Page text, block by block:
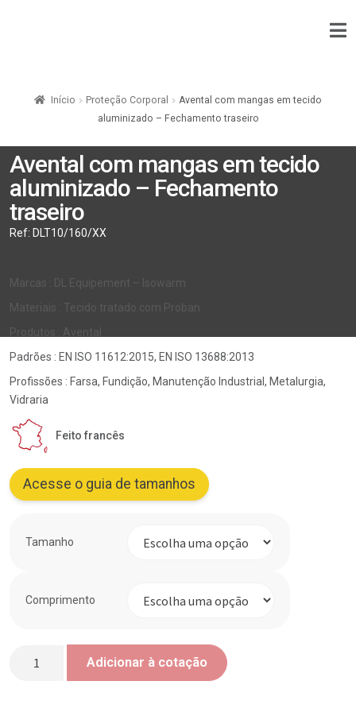
Início Proteção Corporal
Avental com mangas em tecido
aluminizado – Fechamento traseiro
Avental com mangas em tecido
aluminizado – Fechamento
traseiro
Ref: DLT10/160/XX
Marcas : DL Equipement – Isowarm
Materiais : Tecido tratado com Proban
Produtos : Avental
Padrões : EN ISO 11612:2015, EN ISO 13688:2013
Profissões : Farsa, Fundição, Manutenção Industrial, Metalurgia,
Vidraria
Feito francês
Acesse o guia de tamanhos
Tamanho
Comprimento
Adicionar à cotação